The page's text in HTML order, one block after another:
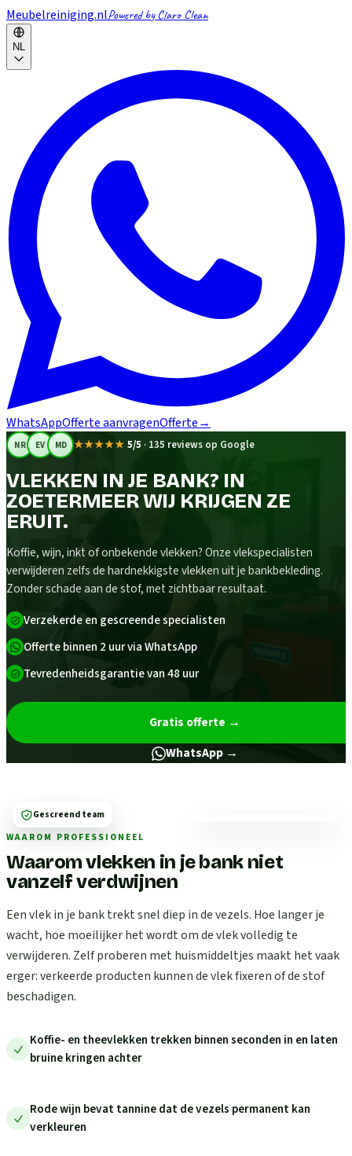
Meubelreiniging.nlPowered by Claro Clean
NL
WhatsAppOfferte aanvragenOfferte→
NR EV MD ★★★★★ 5/5 · 135 reviews op Google
VLEKKEN IN JE BANK? IN
ZOETERMEER WIJ KRIJGEN ZE
ERUIT.
Koffie, wijn, inkt of onbekende vlekken? Onze vlekspecialisten
verwijderen zelfs de hardnekkigste vlekken uit je bankbekleding.
Zonder schade aan de stof, met zichtbaar resultaat.
Verzekerde en gescreende specialisten
Offerte binnen 2 uur via WhatsApp
Tevredenheidsgarantie van 48 uur
Gratis offerte →
WhatsApp →
WAAROM PROFESSIONEEL
Waarom vlekken in je bank niet
vanzelf verdwijnen
Een vlek in je bank trekt snel diep in de vezels. Hoe langer je
wacht, hoe moeilijker het wordt om de vlek volledig te
verwijderen. Zelf proberen met huismiddeltjes maakt het vaak
erger: verkeerde producten kunnen de vlek fixeren of de stof
beschadigen.
Koffie- en theevlekken trekken binnen seconden in en laten
bruine kringen achter
Rode wijn bevat tannine dat de vezels permanent kan
verkleuren
Gescreend team